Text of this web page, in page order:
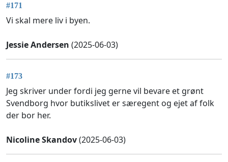
#171
Vi skal mere liv i byen.
Jessie Andersen (2025-06-03)
#173
Jeg skriver under fordi jeg gerne vil bevare et grønt
Svendborg hvor butikslivet er særegent og ejet af folk
der bor her.
Nicoline Skandov(2025-06-03)